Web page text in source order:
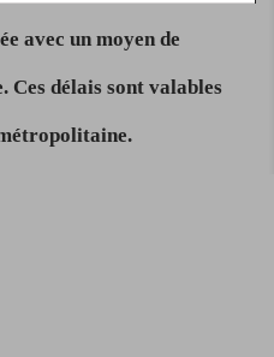
avec un moyen de
délais sont valables